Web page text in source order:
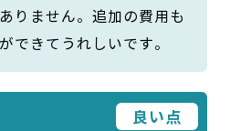
りません。追加の費用も
できてうれしいです。
良い点